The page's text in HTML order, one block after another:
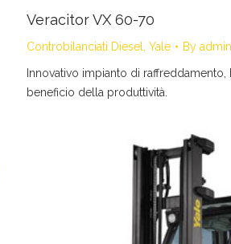
Veracitor VX 60-70
Controbilanciati Diesel Yale By admin
Innovativo impianto di raffreddamento,
beneficio della produttività.